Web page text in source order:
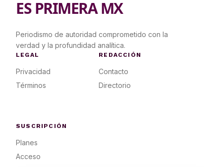
ES PRIMERA MX
Periodismo de autoridad comprometido con la
verdad y la profundidad analítica.
LEGAL
Privacidad
Términos
REDACCIÓN
Contacto
Directorio
SUSCRIPCIÓN
Planes
Acceso